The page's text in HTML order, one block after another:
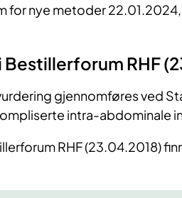
for nye metoder 22.01.2024
Bestillerforum RHF
gjennomføres ved
intra-abdominale
RHF (23.04.2018)